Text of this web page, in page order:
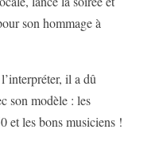
son hommage à
il a dû
son modèle : les
et les bons musiciens !